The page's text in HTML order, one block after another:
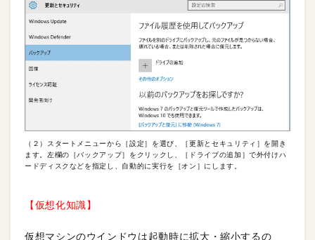
（２）スタートメニューから［設定］を選び、［更新とセキュリティ］を開き
ます。左欄の［バックアップ］をクリックし、［ドライブの追加］で外付けハ
ードディスクなどを指定し、自動的に実行を［オン］にします。
【仮想化知識】
仮想マシンのウインドウは起動時に拡大・縮小するの